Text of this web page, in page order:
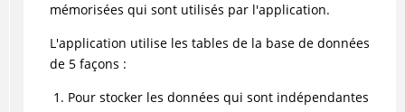
mémorisées qui sont utilisés par l'application.
L'application utilise les tables de la base de données
de 5 façons :
Pour stocker les données qui sont indépendantes